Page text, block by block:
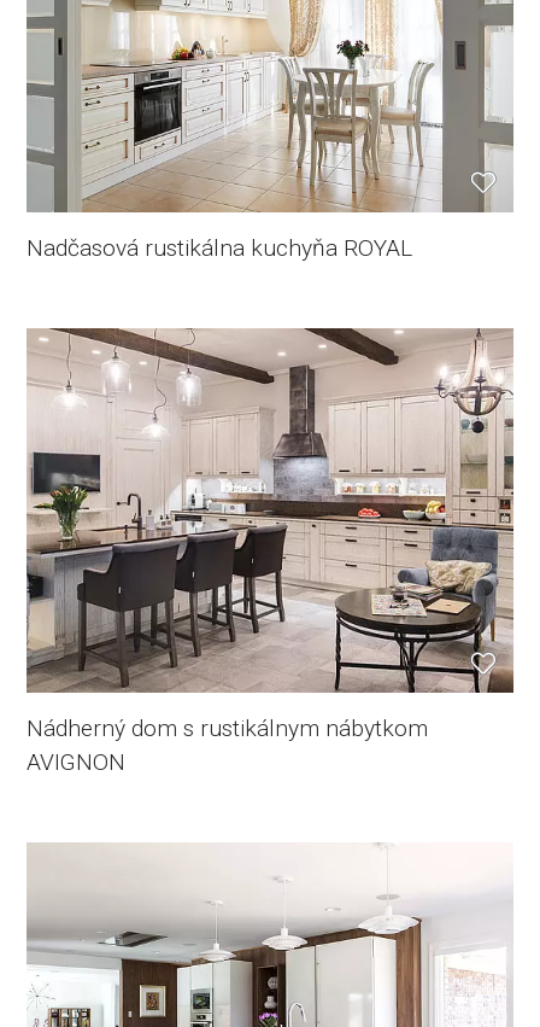
Nadčasová rustikálna kuchyňa ROYAL
Nádherný dom s rustikálnym nábytkom
AVIGNON